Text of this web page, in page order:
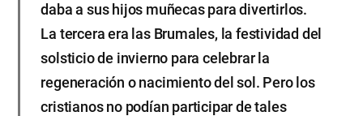
daba a sus hijos muñecas para divertirlos.
La tercera era las Brumales, la festividad del
solsticio de invierno para celebrar la
regeneración o nacimiento del sol. Pero los
cristianos no podían participar de tales